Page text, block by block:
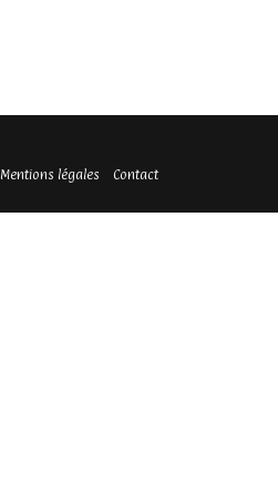
Mentions légales Contact